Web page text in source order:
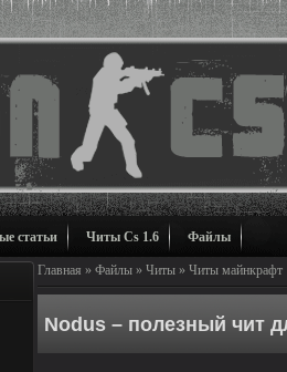
статьи Читы Cs 1.6 Файлы
Главная » Файлы » Читы » Читы майнкрафт
Nodus – полезный чит